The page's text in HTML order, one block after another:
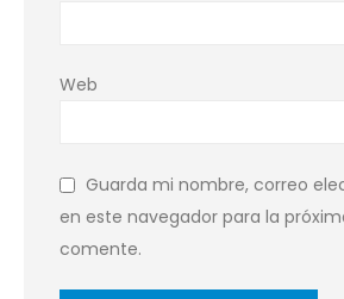
Web
Guarda mi nombre, correo
en este navegador para la
comente.